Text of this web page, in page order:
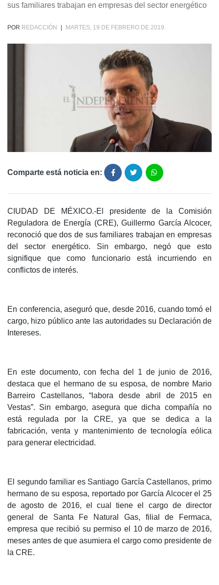
sus familiares trabajan en empresas del sector energético
POR REDACCIÓN MARTES, 19 DE FEBRERO DE 2019.
Comparte está noticia en:
CIUDAD DE MÉXICO.-El presidente de la Comisión
Reguladora de Energía (CRE), Guillermo García Alcocer,
reconoció que dos de sus familiares trabajan en empresas
del sector energético. Sin embargo, negó que esto
signifique que como funcionario está incurriendo en
conflictos de interés.
En conferencia, aseguró que, desde 2016, cuando tomó el
cargo, hizo público ante las autoridades su Declaración de
Intereses.
En este documento, con fecha del 1 de junio de 2016,
destaca que el hermano de su esposa, de nombre Mario
Barreiro Castellanos, “labora desde abril de 2015 en
Vestas”. Sin embargo, asegura que dicha compañía no
está regulada por la CRE, ya que se dedica a la
fabricación, venta y mantenimiento de tecnología eólica
para generar electricidad.
El segundo familiar es Santiago García Castellanos, primo
hermano de su esposa, reportado por García Alcocer el 25
de agosto de 2016, el cual tiene el cargo de director
general de Santa Fe Natural Gas, filial de Fermaca,
empresa que recibió su permiso el 10 de marzo de 2016,
meses antes de que asumiera el cargo como presidente de
la CRE.